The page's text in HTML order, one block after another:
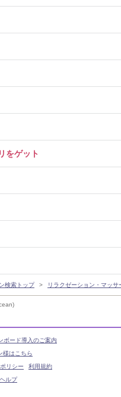
をゲット
検索トップ リラクゼーション・マッ
ボード導入のご案内
様はこちら
リシー
利用規約
ヘルプ